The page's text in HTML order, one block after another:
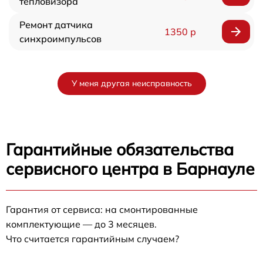
Ремонт датчика
синхроимпульсов
1350 р
У меня другая неисправность
Гарантийные обязательства
сервисного центра в Барнауле
Гарантия от сервиса: на смонтированные
комплектующие — до 3 месяцев.
Что считается гарантийным случаем?